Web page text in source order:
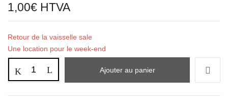
1,00€ HTVA
Retour de la vaisselle sale
Une location pour le week-end
Ajouter au panier